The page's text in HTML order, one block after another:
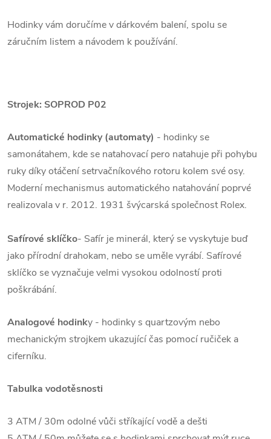
Hodinky vám doručíme v dárkovém balení, spolu se
záručním listem a návodem k používání.
Strojek: SOPROD P02
Automatické hodinky(automaty) - hodinky se
samonátahem, kde se natahovací pero natahuje při pohybu
ruky díky otáčení setrvačníkového rotoru kolem své osy.
Moderní mechanismus automatického natahování poprvé
realizovala v r. 2012. 1931 švýcarská společnost Rolex.
Safírové sklíčko- Safír je minerál, který se vyskytuje buď
jako přírodní drahokam, nebo se uměle vyrábí. Safírové
sklíčko se vyznačuje velmi vysokou odolností proti
poškrábání.
Analogové hodinky - hodinky s quartzovým nebo
mechanickým strojkem ukazující čas pomocí ručiček a
ciferníku.
Tabulka vodotěsnosti
3 ATM / 30m odolné vůči stříkající vodě a dešti